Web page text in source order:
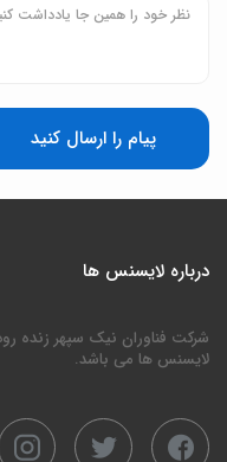
پیام را ارسال کنید
درباره لایسنس ها
شرکت فناوران نیک سپهر زنده
لایسنس ها می باشد.